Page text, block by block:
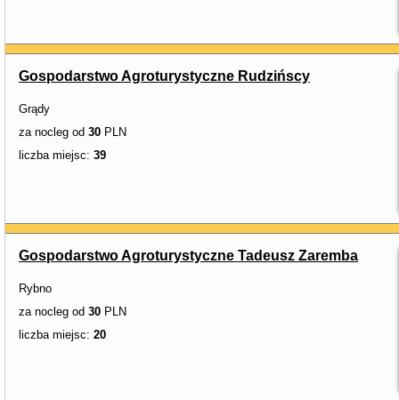
Gospodarstwo Agroturystyczne Rudzińscy
Grądy
za nocleg od 30 PLN
liczba miejsc: 39
Gospodarstwo Agroturystyczne Tadeusz Zaremba
Rybno
za nocleg od 30 PLN
liczba miejsc: 20